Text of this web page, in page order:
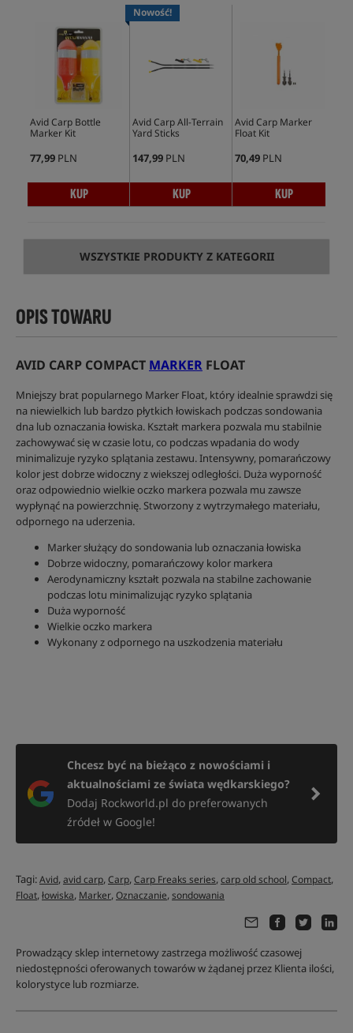
Avid Carp Bottle
Marker Kit
77,99 PLN
KUP
Nowość!
Avid Carp All-Terrain
Yard Sticks
147,99 PLN
KUP
Avid Carp Marker
Float Kit
70,49 PLN
KUP
WSZYSTKIE PRODUKTY Z KATEGORII
OPIS TOWARU
AVID CARP COMPACT MARKER FLOAT
Mniejszy brat popularnego Marker Float, który idealnie sprawdzi się
na niewielkich lub bardzo płytkich łowiskach podczas sondowania
dna lub oznaczania łowiska. Kształt markera pozwala mu stabilnie
zachowywać się w czasie lotu, co podczas wpadania do wody
minimalizuje ryzyko splątania zestawu. Intensywny, pomarańczowy
kolor jest dobrze widoczny z wiekszej odległości. Duża wyporność
oraz odpowiednio wielkie oczko markera pozwala mu zawsze
wypłynąć na powierzchnię. Stworzony z wytrzymałego materiału,
odpornego na uderzenia.
Marker służący do sondowania lub oznaczania łowiska
Dobrze widoczny, pomarańczowy kolor markera
Aerodynamiczny kształt pozwala na stabilne zachowanie
podczas lotu minimalizując ryzyko splątania
Duża wyporność
Wielkie oczko markera
Wykonany z odpornego na uszkodzenia materiału
Chcesz być na bieżąco z nowościami i
aktualnościami ze świata wędkarskiego?
Dodaj Rockworld.pl do preferowanych
źródeł w Google!
Tagi:Avid,avid carp,Carp,Carp Freaks series,carp old school,Compact,
Float,łowiska, Marker,Oznaczanie,sondowania
Prowadzący sklep internetowy zastrzega możliwość czasowej
niedostępności oferowanych towarów w żądanej przez Klienta ilości,
kolorystyce lub rozmiarze.